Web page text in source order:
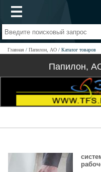
Главная Папилон, АО Каталог товаров
Папилон,